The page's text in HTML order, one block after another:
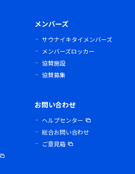
メンバーズ
サウナイキタイメンバーズ
メンバーズロッカー
協賛施設
協賛募集
お問い合わせ
ヘルプセンター
総合お問い合わせ
ご意見箱